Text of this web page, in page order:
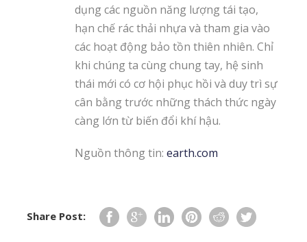
dụng các nguồn năng lượng tái tạo,
hạn chế rác thải nhựa và tham gia vào
các hoạt động bảo tồn thiên nhiên. Chỉ
khi chúng ta cùng chung tay, hệ sinh
thái mới có cơ hội phục hồi và duy trì sự
cân bằng trước những thách thức ngày
càng lớn từ biến đổi khí hậu.
Nguồn thông tin: earth.com
Share Post: